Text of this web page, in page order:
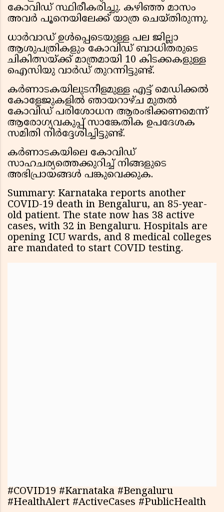
കോവിഡ് സ്ഥിരീകരിച്ചു. കഴിഞ്ഞ മാസം
അവർ പൂനെയിലേക്ക് യാത്ര ചെയ്തിരുന്നു.
ധാർവാഡ് ഉൾപ്പെടെയുള്ള പല ജില്ലാ
ആശുപത്രികളും കോവിഡ് ബാധിതരുടെ
ചികിത്സയ്ക്ക് മാത്രമായി 10 കിടക്കകളുള്ള
ഐസിയു വാർഡ് തുറന്നിട്ടുണ്ട്.
കർണാടകയിലുടനീളമുള്ള എട്ട് മെഡിക്കൽ
കോളേജുകളിൽ ഞായറാഴ്ച മുതൽ
കോവിഡ് പരിശോധന ആരംഭിക്കണമെന്ന്
ആരോഗ്യവകുപ്പ് സാങ്കേതിക ഉപദേശക
സമിതി നിർദ്ദേശിച്ചിട്ടുണ്ട്.
കർണാടകയിലെ കോവിഡ്
സാഹചര്യത്തെക്കുറിച്ച് നിങ്ങളുടെ
അഭിപ്രായങ്ങൾ പങ്കുവെക്കുക.
Summary: Karnataka reports another
COVID-19 death in Bengaluru, an 85-year-
old patient. The state now has 38 active
cases, with 32 in Bengaluru. Hospitals are
opening ICU wards, and 8 medical colleges
are mandated to start COVID testing.
#COVID19 #Karnataka #Bengaluru
#HealthAlert #ActiveCases #PublicHealth